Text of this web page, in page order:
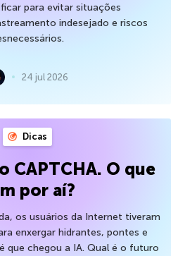
para evitar situações
indesejado e riscos
24 jul 2026
Dicas
CAPTCHA. O que
por aí?
os usuários da Internet tiveram
enxergar hidrantes, pontes e
que chegou a IA. Qual é o futuro